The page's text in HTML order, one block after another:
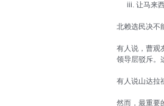
让马来
北赖选民决不
有人说，曹观
领导层驳斥。
有人说山达拉
然而，最重要